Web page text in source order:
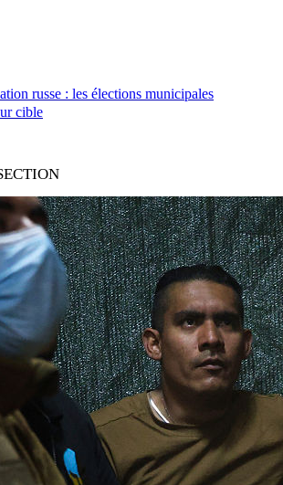
russe : les élections municipales
cible